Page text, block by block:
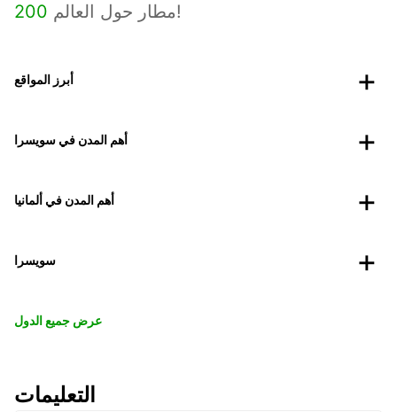
200 مطار حول العالم!
أبرز المواقع
أهم المدن في سويسرا
أهم المدن في ألمانيا
سويسرا
عرض جميع الدول
التعليمات